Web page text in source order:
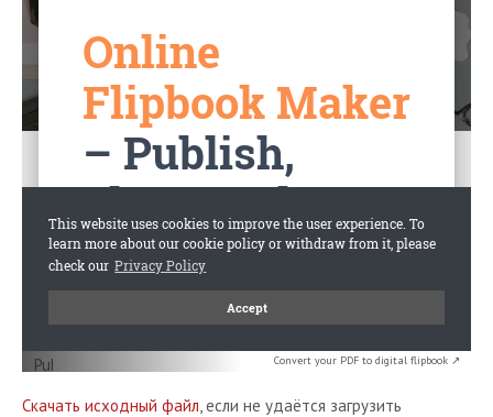
Convert your PDF to digital flipbook ↗
Скачать исходный файл, если не удаётся загрузить